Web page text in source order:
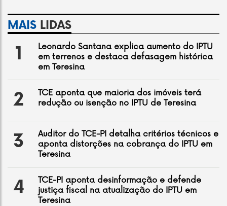
MAIS LIDAS
1
Leonardo Santana explica aumento do IPTU
em terrenos e destaca defasagem histórica
em Teresina
2
TCE aponta que maioria dos imóveis terá
redução ou isenção no IPTU de Teresina
3
Auditor do TCE-PI detalha critérios técnicos e
aponta distorções na cobrança do IPTU em
Teresina
4
TCE-PI aponta desinformação e defende
justiça fiscal na atualização do IPTU em
Teresina